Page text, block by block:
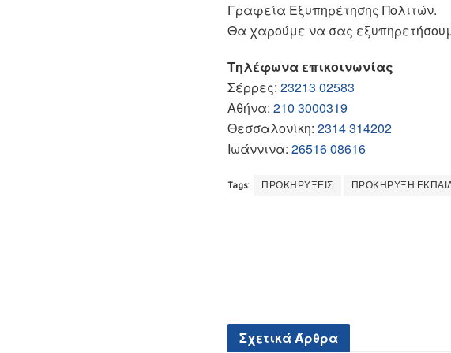
Γραφεία Εξυπηρέτησης Πολιτών.
Θα χαρούμε να σας
Τηλέφωνα επικοινωνίας
Σέρρες: 23213 02583
Αθήνα: 210 3000319
Θεσσαλονίκη: 2314 314202
Ιωάννινα: 26516 08616
Tags: ΠΡΟΚΗΡΥΞΕΙΣ ΠΡΟΚΗΡΥΞΗ
ΣχετικάΆρθρα